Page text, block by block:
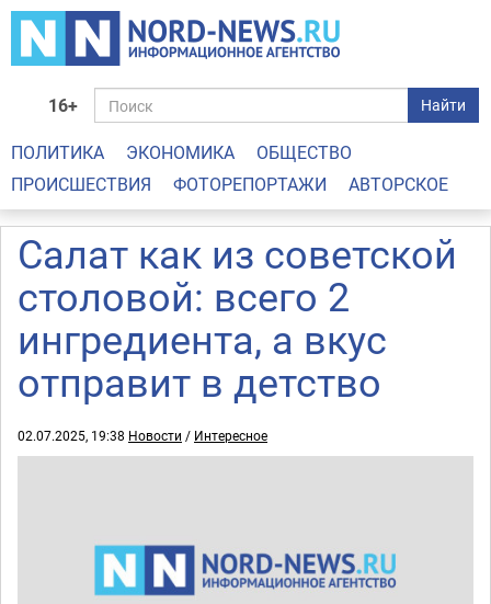
16+ Найти
ПОЛИТИКА ЭКОНОМИКА
ОБЩЕСТВО
ПРОИСШЕСТВИЯ
ФОТОРЕПОРТАЖИ АВТОРСКОЕ
Салат как из советской
столовой: всего 2
ингредиента, а вкус
отправит в детство
02.07.2025, 19:38 Новости / Интересное